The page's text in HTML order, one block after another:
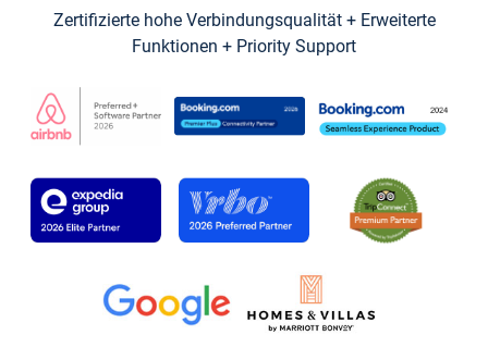
Zertifizierte hohe Verbindungsqualität + Erweiterte
Funktionen + Priority Support